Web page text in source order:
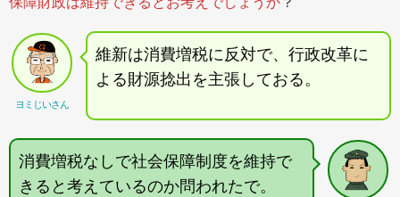
ヨミじいさん
維新は消費増税に反対で、行政改革に
よる財源捻出を主張しておる。
消費増税なしで社会保障制度を維持で
きると考えているのか問われたで。